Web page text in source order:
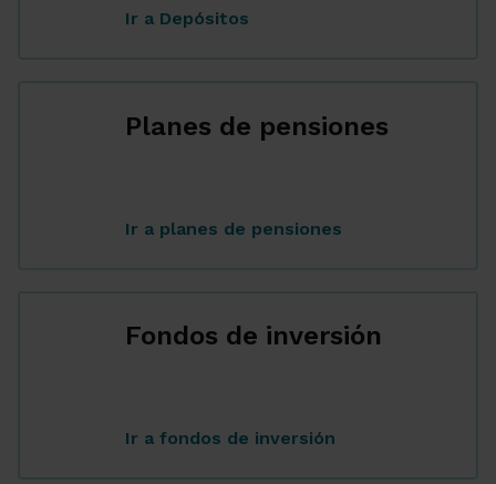
Ir a Depósitos
Planes de pensiones
Ir a planes de pensiones
Fondos de inversión
Ir a fondos de inversión